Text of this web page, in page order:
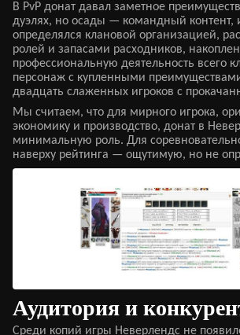
В PvP донат давал заметное
дуэлях, но осады — командный контент,
определялся клановой организацией,
ролей и запасами расходников,
профессиональную деятельность всего
персонаж с купленными
двадцать слаженных игроков с
Мы считаем, что для мирного игрока,
экономику и производство, донат в
минимальную роль. Для
наверху рейтинга — ощутимую, но не
Аудитория и
Среди копий игры Неверлендс не